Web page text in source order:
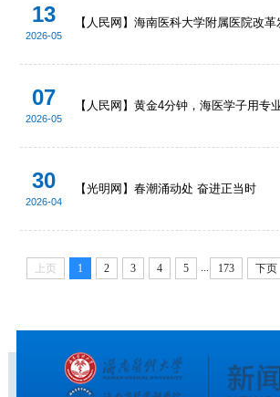
13
2026-05
【人民网】海南医科大学附属医院改
07
2026-05
【人民网】黄金4分钟，海医学子用专
30
2026-04
【光明网】春潮涌动处 奋进正当时
上页 1 2 3 4 5 ... 173 下页